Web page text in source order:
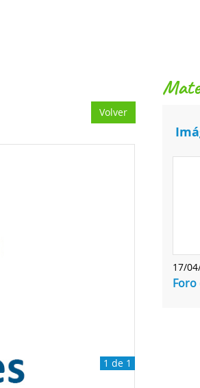
Volver
1 de 1
17/
Foro